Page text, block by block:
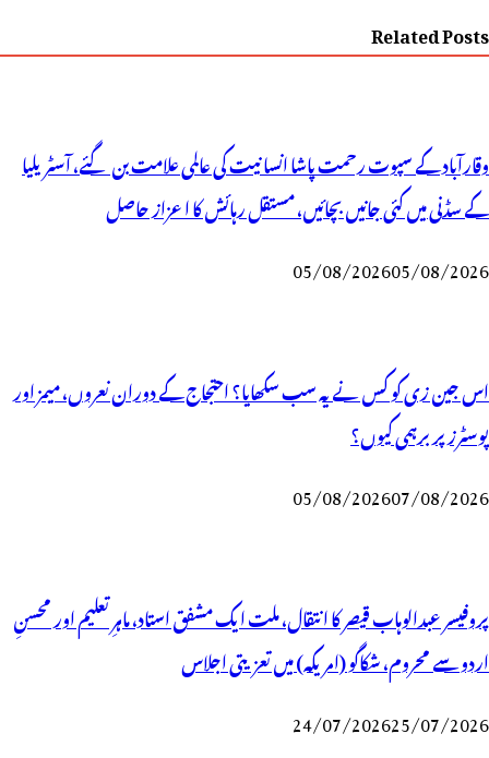
Related Posts
وقارآباد کے سپوت رحمت پاشا انسانیت کی عالمی علامت بن گئے، آسٹریلیا
کے سڈنی میں کئی جانیں بچائیں، مستقل رہائش کا اعزاز حاصل
05/08/202605/08/2026
اس جین زی کو کس نے یہ سب سکھایا؟ احتجاج کے دوران نعروں، میمز اور
پوسٹرز پر برہمی کیوں؟
05/08/202607/08/2026
پروفیسر عبدالوہاب قیصر کا انتقال، ملت ایک مشفق استاد، ماہرِتعلیم اور محسنِ
اردو سے محروم، شکاگو (امریکہ) میں تعزیتی اجلاس
24/07/202625/07/2026